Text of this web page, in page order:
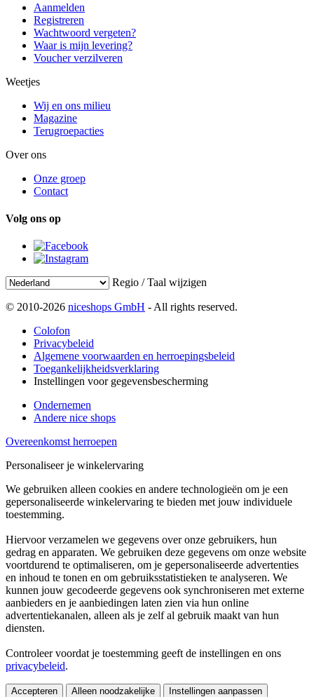
Aanmelden
Registreren
Wachtwoord vergeten?
Waar is mijn levering?
Voucher verzilveren
Weetjes
Wij en ons milieu
Magazine
Terugroepacties
Over ons
Onze groep
Contact
Volg ons op
Regio / Taal wijzigen
© 2010-2026 niceshops GmbH - All rights reserved.
Colofon
Privacybeleid
Algemene voorwaarden en herroepingsbeleid
Toegankelijkheidsverklaring
Instellingen voor gegevensbescherming
Ondernemen
Andere nice shops
Overeenkomst herroepen
Personaliseer je winkelervaring
We gebruiken alleen cookies en andere technologieën om je een
gepersonaliseerde winkelervaring te bieden met jouw individuele
toestemming.
Hiervoor verzamelen we gegevens over onze gebruikers, hun
gedrag en apparaten. We gebruiken deze gegevens om onze website
voortdurend te optimaliseren, om je gepersonaliseerde advertenties
en inhoud te tonen en om gebruiksstatistieken te analyseren. We
kunnen jouw gecodeerde gegevens ook synchroniseren met externe
aanbieders en je aanbiedingen laten zien via hun online
advertentiekanalen, alleen als je zelf al gebruik maakt van hun
diensten.
Controleer voordat je toestemming geeft de instellingen en ons
privacybeleid.
Accepteren Alleen noodzakelijke Instellingen aanpassen